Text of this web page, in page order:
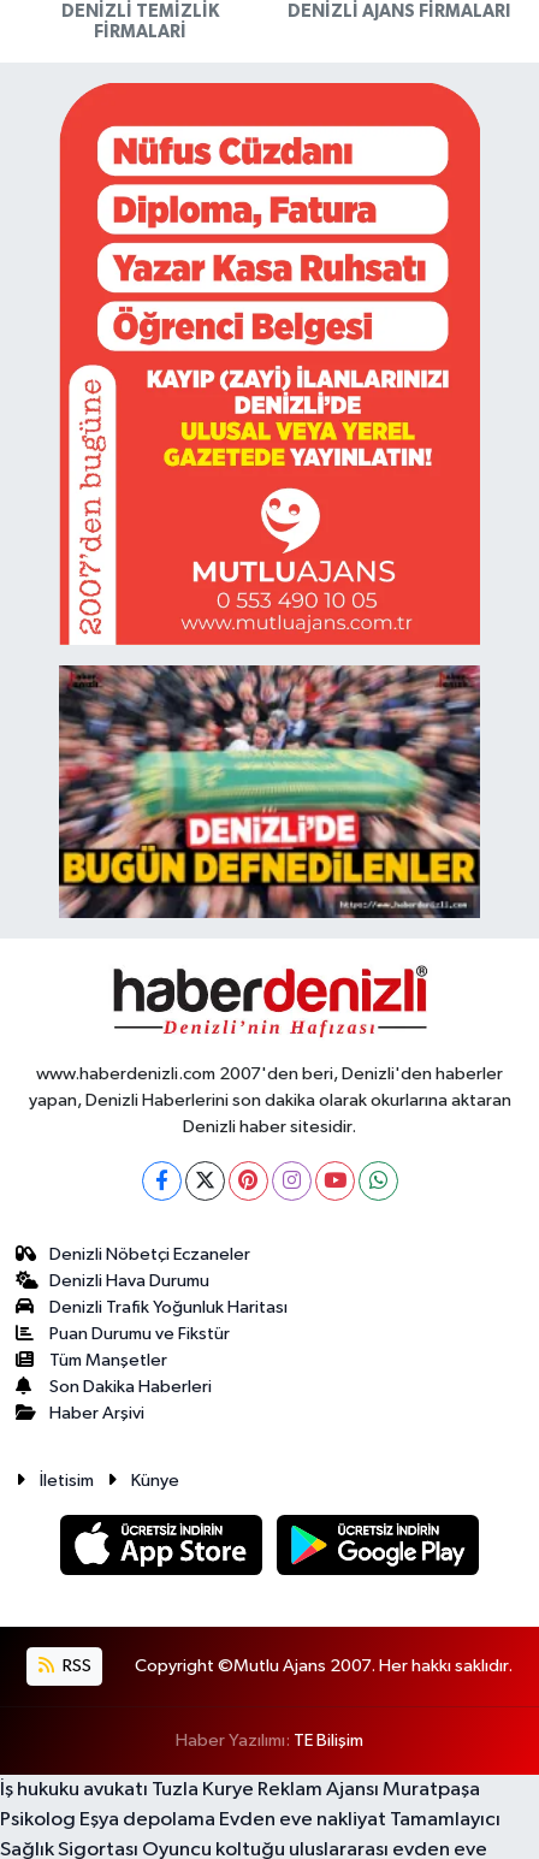
DENIZLI TEMIZLIK
FIRMALARI
DENIZLI AJANS FIRMALARI
www.haberdenizli.com 2007'den beri, Denizli'den haberler
yapan, Denizli Haberlerini son dakika olarak okurlarına aktaran
Denizli haber sitesidir.
Denizli Nöbetçi Eczaneler
Denizli Hava Durumu
Denizli Trafik Yoğunluk Haritası
Puan Durumu ve Fikstür
Tüm Manşetler
Son Dakika Haberleri
Haber Arşivi
İletisim Künye
RSS Copyright ©Mutlu Ajans 2007. Her hakkı saklıdır.
Haber Yazılımı: TE Bilişim
İş hukuku avukatı Tuzla Kurye Reklam Ajansı Muratpaşa
Psikolog Eşya depolama Evden eve nakliyat Tamamlayıcı
Sağlık Sigortası Oyuncu koltuğu uluslararası evden eve